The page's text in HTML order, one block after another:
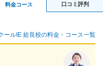
料金コース 口コミ評判
ールIE 姶良校の料金・コース一覧